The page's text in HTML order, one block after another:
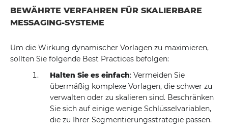
BEWÄHRTE VERFAHREN FÜR SKALIERBARE
MESSAGING-SYSTEME
Um die Wirkung dynamischer Vorlagen zu maximieren,
sollten Sie folgende Best Practices befolgen:
Halten Sie es einfach: Vermeiden Sie
übermäßig komplexe Vorlagen, die schwer zu
verwalten oder zu skalieren sind. Beschränken
Sie sich auf einige wenige Schlüsselvariablen,
die zu Ihrer Segmentierungsstrategie passen.